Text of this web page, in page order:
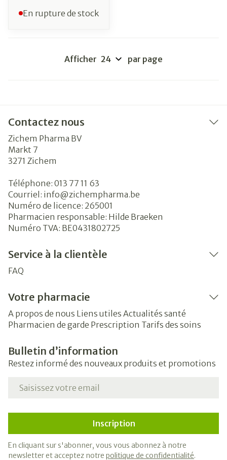
En rupture de stock
Afficher par page
Contactez nous
Zichem Pharma BV
Markt 7
3271 Zichem
Téléphone: 013 77 11 63
Courriel: info@zichempharma.be
Numéro de licence: 265001
Pharmacien responsable: Hilde Braeken
Numéro TVA: BE0431802725
Service à la clientèle
FAQ
Votre pharmacie
A propos de nous Liens utiles Actualités santé
Pharmacien de garde Prescription Tarifs des soins
Bulletin d’information
Restez informé des nouveaux produits et promotions
Adresse mail
Inscription
En cliquant sur s'abonner, vous vous abonnez à notre
newsletter et acceptez notre politique de confidentialité.